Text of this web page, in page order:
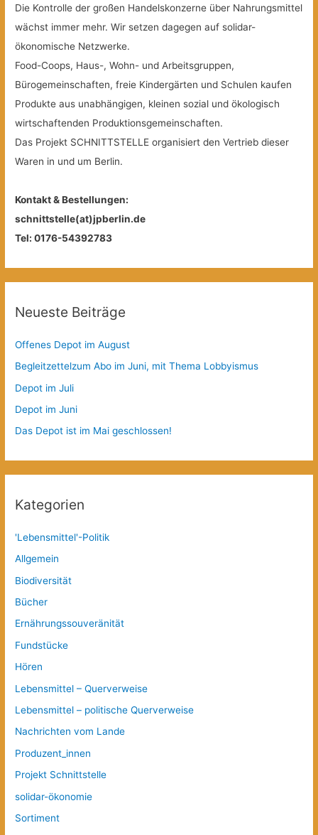
Die Kontrolle der großen Handelskonzerne über Nahrungsmittel
wächst immer mehr. Wir setzen dagegen auf solidar-
ökonomische Netzwerke.
Food-Coops, Haus-, Wohn- und Arbeitsgruppen,
Bürogemeinschaften, freie Kindergärten und Schulen kaufen
Produkte aus unabhängigen, kleinen sozial und ökologisch
wirtschaftenden Produktionsgemeinschaften.
Das Projekt SCHNITTSTELLE organisiert den Vertrieb dieser
Waren in und um Berlin.
Kontakt & Bestellungen:
schnittstelle(at)jpberlin.de
Tel: 0176-54392783
Neueste Beiträge
Offenes Depot im August
Begleitzettelzum Abo im Juni, mit Thema Lobbyismus
Depot im Juli
Depot im Juni
Das Depot ist im Mai geschlossen!
Kategorien
'Lebensmittel'-Politik
Allgemein
Biodiversität
Bücher
Ernährungssouveränität
Fundstücke
Hören
Lebensmittel – Querverweise
Lebensmittel – politische Querverweise
Nachrichten vom Lande
Produzent_innen
Projekt Schnittstelle
solidar-ökonomie
Sortiment